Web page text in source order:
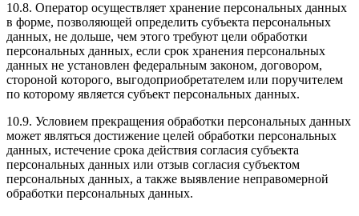
10.8. Оператор осуществляет хранение персональных данных
в форме, позволяющей определить субъекта персональных
данных, не дольше, чем этого требуют цели обработки
персональных данных, если срок хранения персональных
данных не установлен федеральным законом, договором,
стороной которого, выгодоприобретателем или поручителем
по которому является субъект персональных данных.
10.9. Условием прекращения обработки персональных данных
может являться достижение целей обработки персональных
данных, истечение срока действия согласия субъекта
персональных данных или отзыв согласия субъектом
персональных данных, а также выявление неправомерной
обработки персональных данных.